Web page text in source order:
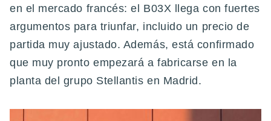
en el mercado francés: el B03X llega con fuertes
argumentos para triunfar, incluido un precio de
partida muy ajustado. Además, está confirmado
que muy pronto empezará a fabricarse en la
planta del grupo Stellantis en Madrid.